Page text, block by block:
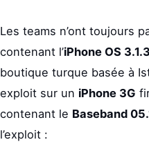
Les teams n’ont toujours
contenant l’iPhone OS 3.1.3
boutique turque basée à
exploit sur un iPhone 3G
contenant le Baseband
l’exploit :